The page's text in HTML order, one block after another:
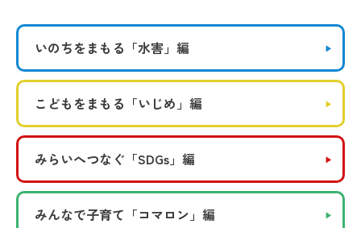
いのちをまもる 「水害」編
こどもをまもる 「いじめ」編
みらいへつなぐ 「SDGs」編
みんなで子育て 「コマロン」編